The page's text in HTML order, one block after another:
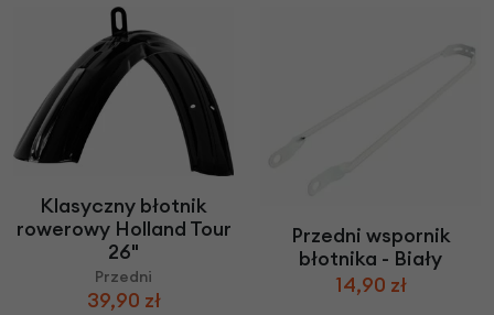
Klasyczny błotnik
rowerowy Holland Tour
26"
Przedni
39,90 zł
Przedni wspornik
błotnika - Biały
14,90 zł